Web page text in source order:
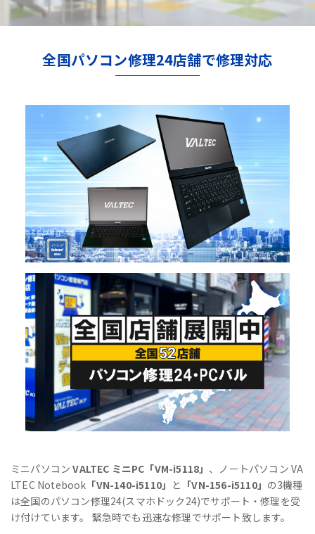
全国パソコン修理24店舗で修理対応
ミニパソコン VALTEC ミニPC「VM-i5118」 、ノートパソコン VA
LTEC Notebook 「VN-140-i5110」 と 「VN-156-i5110」 の3機種
は全国のパソコン修理24(スマホドック24)でサポート・修理を受
け付けています。 緊急時でも迅速な修理でサポート致します。